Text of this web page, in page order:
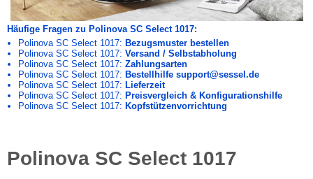
Häufige Fragen zu Polinova SC Select 1017:
Polinova SC Select 1017: Bezugsmuster bestellen
Polinova SC Select 1017: Versand / Selbstabholung
Polinova SC Select 1017: Zahlungsarten
Polinova SC Select 1017: Bestellhilfe support@sessel.de
Polinova SC Select 1017: Lieferzeit
Polinova SC Select 1017: Preisvergleich & Konfigurationshilfe
Polinova SC Select 1017: Kopfstützenvorrichtung
Polinova SC Select 1017